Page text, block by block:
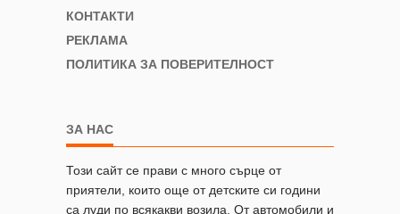
КОНТАКТИ
РЕКЛАМА
ПОЛИТИКА ЗА ПОВЕРИТЕЛНОСТ
ЗА НАС
Този сайт се прави с много сърце от
приятели, които още от детските си години
са луди по всякакви возила. От автомобили и